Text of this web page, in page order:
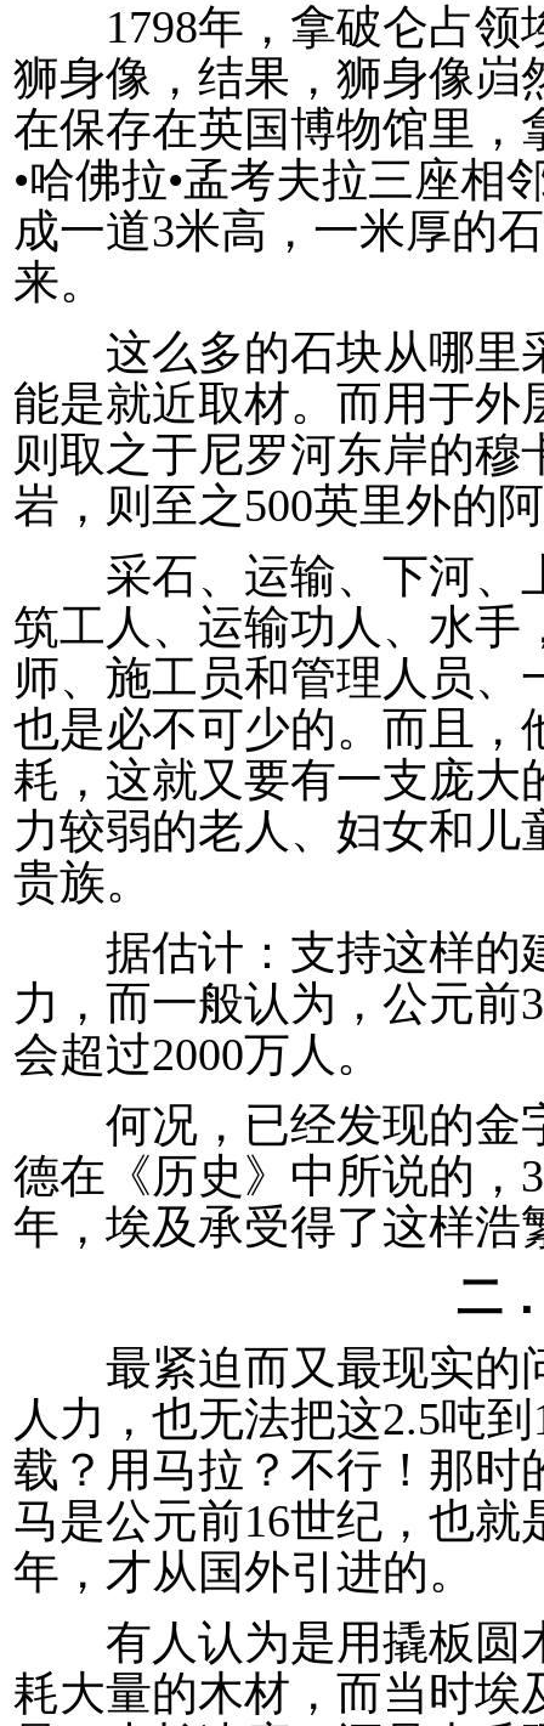
1798年，拿破仑占领
狮身像，结果，狮身像岿
在保存在英国博物馆里，
•哈佛拉•孟考夫拉三座相
成一道3米高，一米厚的
来。
这么多的石块从哪里
能是就近取材。而用于外
则取之于尼罗河东岸的
岩，则至之500英里外的
采石、运输、下河、
筑工人、运输功人、水手
师、施工员和管理人员
也是必不可少的。而且，
耗，这就又要有一支庞大
力较弱的老人、妇女和
贵族。
据估计：支持这样的
力，而一般认为，公元前
会超过2000万人。
何况，已经发现的金
德在《历史》中所说的，
年，埃及承受得了这样浩
二
最紧迫而又最现实的
人力，也无法把这2.5吨
载？用马拉？不行！那时
马是公元前16世纪，也就
年，才从国外引进的。
有人认为是用撬板圆
耗大量的木材，而当时埃